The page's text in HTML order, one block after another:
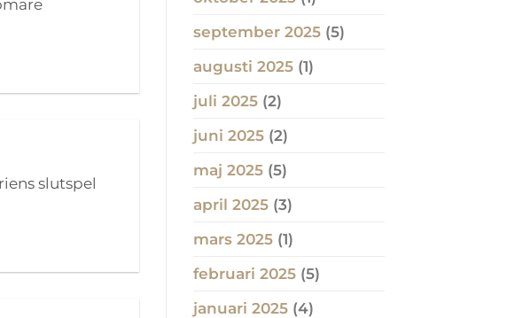
slutspel
september 2025(5)
augusti 2025(1)
juli 2025(2)
juni 2025(2)
maj 2025(5)
april 2025(3)
mars 2025(1)
februari 2025(5)
januari 2025(4)